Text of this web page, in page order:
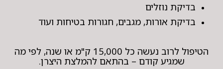
בדיקת נוזלים
בדיקת אורות, מגבים, חגורות בטיחות ועוד
הטיפול לרוב נעשה כל 15,000 ק"מ או שנה, לפי מה
שמגיע קודם – בהתאם להמלצת היצרן.